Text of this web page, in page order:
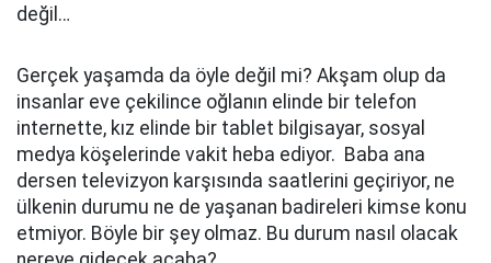
değil…
Gerçek yaşamda da öyle değil mi? Akşam olup da
insanlar eve çekilince oğlanın elinde bir telefon
internette, kız elinde bir tablet bilgisayar, sosyal
medya köşelerinde vakit heba ediyor. Baba ana
dersen televizyon karşısında saatlerini geçiriyor, ne
ülkenin durumu ne de yaşanan badireleri kimse konu
etmiyor. Böyle bir şey olmaz. Bu durum nasıl olacak